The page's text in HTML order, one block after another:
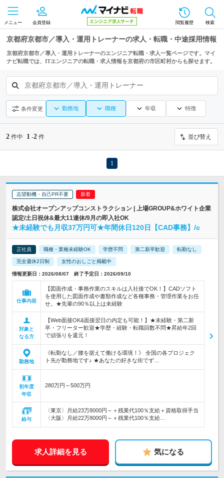
メニュー 会員登録 閲覧履歴 検索
京都府京都市／導入・運用トレーナーの求人・転職・中途採用情報
京都府京都市／導入・運用トレーナーのエンジニア転職・求人一覧ページです。マイ
ナビ転職では、ITエンジニアの転職・求人情報を京都府の市区町村からも探せます。
京都府京都市／導入・運用トレーナー
条件変更 勤務地 職種 年収 特徴
2 件中 1 -2 件 並び替え
1
志望動機・自己PR不要
株式会社オープンアップコンストラクション | 上場GROUP&ホワイト企業
認定/土日祝休&最大11連休/9月の即入社OK
★未経験でも月収37万円可★年間休日120日【CAD事務】/c
正社員 職種・業種未経験OK 学歴不問 第二新卒歓迎 転勤なし
完全週休2日制 女性のおしごと掲載中
情報更新日：2026/08/07 終了予定日：2026/09/10
仕事内容
【図面作成・事務作業のスキルは入社後でOK！】CADソフト
を使用した図面作成や書類作成など各種事務・管理作業をお任
せ。★先輩の90％以上は未経験
対象と
なる方
【Web面接OK&面接翌日の内定も可能！】★未経験・第二新
卒・フリーター歓迎★学歴・経験・転職回数不問★昇給年2回
で頑張りを還元！
勤務地
《転勤なし／腰を据えて働ける環境！》 全国の各プロジェク
ト先が勤務地です♪ ★あなたの好きな街でず…
初年度
年収
280万円～500万円
給与
〈東京〉月給23万8000円～＋残業代100％支給＋資格取得手当
〈大阪〉月給22万8000円～＋残業代100％支給…
求人詳細を見る 気になる